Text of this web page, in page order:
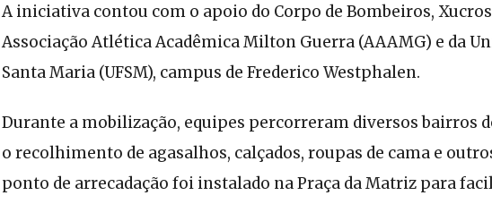
A iniciativa contou com o apoio do Corpo de Bombeiros,
Associação Atlética Acadêmica Milton Guerra (AAAMG) e da
Santa Maria (UFSM), campus de Frederico Westphalen.
Durante a mobilização, equipes percorreram diversos bairros
o recolhimento de agasalhos, calçados, roupas de cama e
ponto de arrecadação foi instalado na Praça da Matriz para